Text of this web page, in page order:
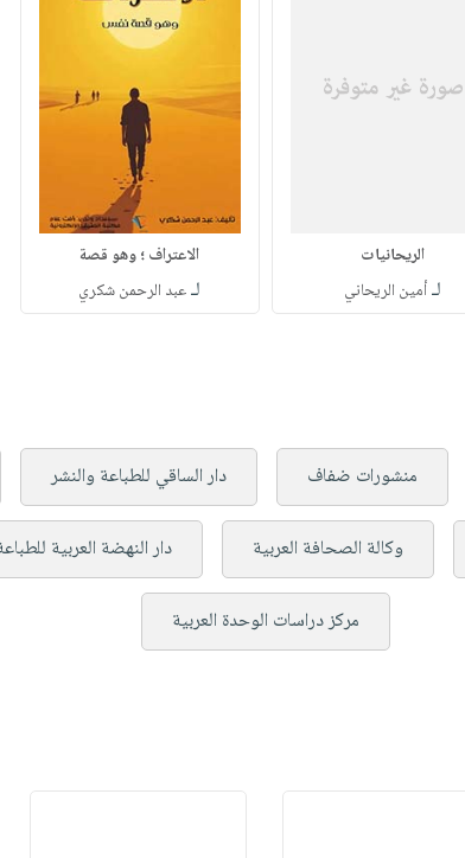
الريحانيات
لـأمين الريحاني
الاعتراف ؛ وهو قصة
لـعبد الرحمن شكري
منشورات ضفاف دار الساقي للطباعة والنشر
وكالة الصحافة العربية دار النهضة العربية
مركز دراسات الوحدة العربية